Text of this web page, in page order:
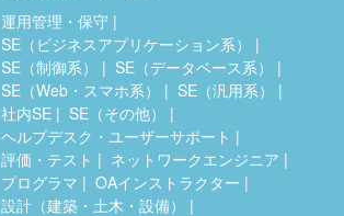
運用管理・保守
SE（ビジネスアプリケーション系）
SE（制御系）
SE（データベース系）
SE（Web・スマホ系）
SE（汎用系）
社内SE
SE（その他）
ヘルプデスク・ユーザーサポート
評価・テスト
ネットワークエンジニア
プログラマ
OAインストラクター
設計（建築・土木・設備）